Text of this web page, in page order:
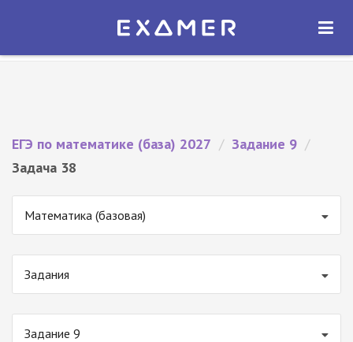
Экзамер — ЕГЭ 2027
ОТКРЫТЬ
ЕГЭ по математике (база) 2027 / Задание 9 /
Задача 38
Математика (базовая)
Задания
Задание 9